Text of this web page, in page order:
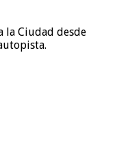
la Ciudad desde